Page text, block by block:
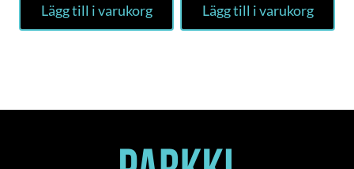
Lägg till i varukorg Lägg till i varukorg